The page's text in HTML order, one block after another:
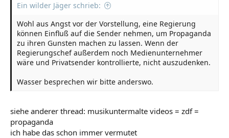
Ein wilder Jäger schrieb:
Wohl aus Angst vor der Vorstellung, eine Regierung
können Einfluß auf die Sender nehmen, um Propaganda
zu ihren Gunsten machen zu lassen. Wenn der
Regierungschef außerdem noch Medienunternehmer
wäre und Privatsender kontrollierte, nicht auszudenken.
Wasser besprechen wir bitte anderswo.
siehe anderer thread: musikuntermalte videos = zdf =
propaganda
ich habe das schon immer vermutet